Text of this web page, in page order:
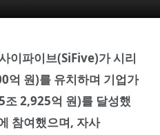
이파이브(SiFive)가 시리
억 원)를 유치하며 기업가
2,925억 원)를 달성했
참여했으며, 자사